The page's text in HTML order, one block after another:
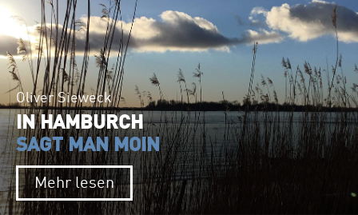
Oliver Sieweck
IN HAMBURCH
SAGT MAN MOIN
Mehr lesen